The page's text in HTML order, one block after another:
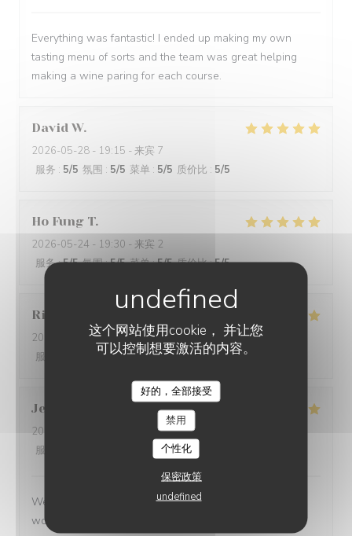
这个网站使用cookie， 并让您
可以控制想要激活的内容。
好的，全部接受
禁用
个性化
保密政策
undefined
Everything was fantastic! I ended up making my own
tasting menu of sorts and the team was great helping
making a wine paring for each course.
David W
2026-05-28 - 19:15 - 来宾 7
服务 : 5/5 氛围 : 5/5 菜单 : 5/5 质价比 : 5/5
Ho Fung T
2026-05-24 - 19:30 - 来宾 2
服务:5/5 氛围:5/5 菜单:5/5 质价比:5/5
Riccardo
2026-05-25- 21:45 - 来宾 2
服务
: 4/5 菜单:5/5 质价比: 5 /5
Jenny
2026-05-25
- 21:15 - 来宾 2
服务
5/5 质价比
We had a great evening at Essencial. The staff was
wonderful and the food was excellent!